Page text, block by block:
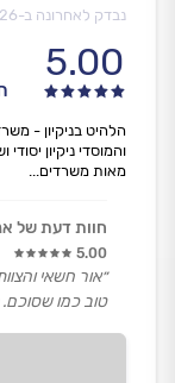
נבדק לאחרונה ב-
5.00
הלהיט בניקיון -
והמוסדי ניקיון
מאות משרדים...
חוות דעת של
5.00
״אור חשאי
טוב כמו